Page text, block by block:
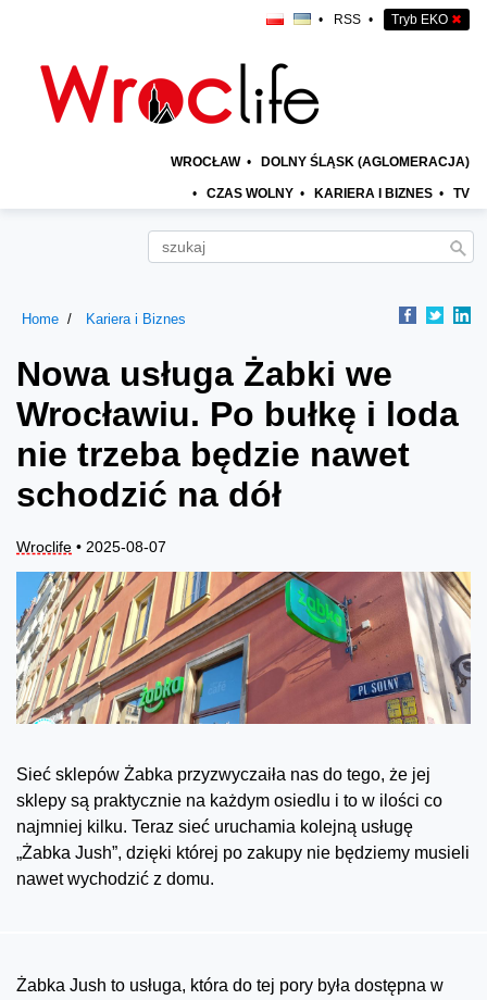
• RSS • Tryb EKO ✖
WROCŁAW • DOLNY ŚLĄSK (AGLOMERACJA)
• CZAS WOLNY • KARIERA I BIZNES • TV
Home Kariera i Biznes
Nowa usługa Żabki we
Wrocławiu. Po bułkę i loda
nie trzeba będzie nawet
schodzić na dół
Wroclife • 2025-08-07
Sieć sklepów Żabka przyzwyczaiła nas do tego, że jej
sklepy są praktycznie na każdym osiedlu i to w ilości co
najmniej kilku. Teraz sieć uruchamia kolejną usługę
„Żabka Jush”, dzięki której po zakupy nie będziemy musieli
nawet wychodzić z domu.
Żabka Jush to usługa, która do tej pory była dostępna w